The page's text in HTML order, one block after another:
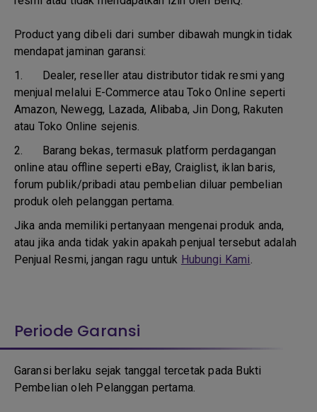
Product yang dibeli dari sumber dibawah mungkin tidak
mendapat jaminan garansi:
1. Dealer, reseller atau distributor tidak resmi yang
menjual melalui E-Commerce atau Toko Online seperti
Amazon, Newegg, Lazada, Alibaba, Jin Dong, Rakuten
atau Toko Online sejenis.
2. Barang bekas, termasuk platform perdagangan
online atau offline seperti eBay, Craiglist, iklan baris,
forum publik/pribadi atau pembelian diluar pembelian
produk oleh pelanggan pertama.
Jika anda memiliki pertanyaan mengenai produk anda,
atau jika anda tidak yakin apakah penjual tersebut adalah
Penjual Resmi, jangan ragu untuk Hubungi Kami.
Periode Garansi
Garansi berlaku sejak tanggal tercetak pada Bukti
Pembelian oleh Pelanggan pertama.